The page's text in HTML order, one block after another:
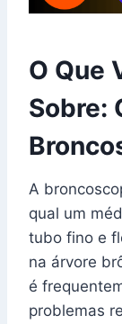
O Que
Sobre:
A
qual um
tubo fino e
na árvore
é
problemas